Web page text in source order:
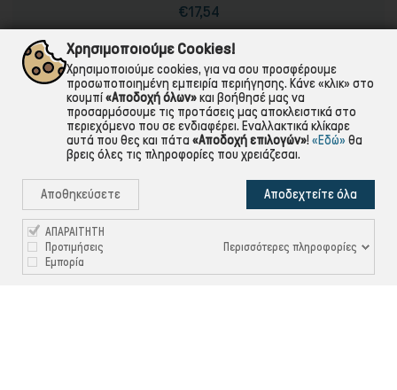
Τιμή
€17,54Κανονική
τιμή
Διαθέσιμο από 1 έως 3 ημέρες
 ΣΤΟ ΚΑΛΑΘΙ
Χρησιμοποιούμε Cookies!
Χρησιμοποιούμε cookies, για να σου προσφέρουμε
προσωποποιημένη εμπειρία περιήγησης. Κάνε «κλικ» στο
κουμπί«Αποδοχή όλων»και βοήθησέ μας να
προσαρμόσουμε τις προτάσεις μας αποκλειστικά στο
περιεχόμενο που σε ενδιαφέρει. Εναλλακτικά κλίκαρε
αυτά που θες και πάτα «Αποδοχή επιλογών»! «Εδώ» θα
βρεις όλες τις πληροφορίες που χρειάζεσαι.
Αποθηκεύσετε Αποδεχτείτε όλα
ΑΠΑΡΑΙΤΗΤΗ
Προτιμήσεις
Εμπορία
Περισσότερες πληροφορίες